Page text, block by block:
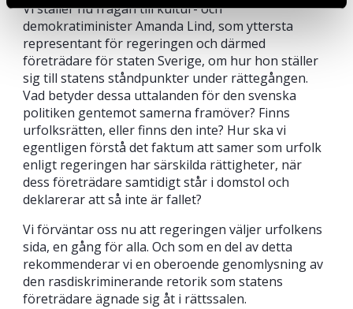
Vi ställer nu frågan till kultur- och
demokratiminister Amanda Lind, som yttersta
representant för regeringen och därmed
företrädare för staten Sverige, om hur hon ställer
sig till statens ståndpunkter under rättegången.
Vad betyder dessa uttalanden för den svenska
politiken gentemot samerna framöver? Finns
urfolksrätten, eller finns den inte? Hur ska vi
egentligen förstå det faktum att samer som urfolk
enligt regeringen har särskilda rättigheter, när
dess företrädare samtidigt står i domstol och
deklarerar att så inte är fallet?
Vi förväntar oss nu att regeringen väljer urfolkens
sida, en gång för alla. Och som en del av detta
rekommenderar vi en oberoende genomlysning av
den rasdiskriminerande retorik som statens
företrädare ägnade sig åt i rättssalen.